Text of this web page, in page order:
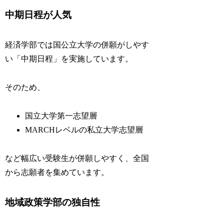
中期日程が人気
経済学部では国公立大学の併願がしやす
い「中期日程」を実施しています。
そのため、
国立大学第一志望層
MARCHレベルの私立大学志望層
など幅広い受験生が併願しやすく、全国
から志願者を集めています。
地域政策学部の独自性